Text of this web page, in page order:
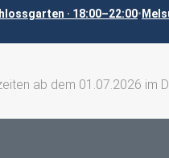
· 18:00–22:00•
ab dem 01.07.2026 im